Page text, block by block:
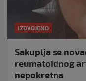
IZDVOJENO
Sakuplja se
reumatoidnog
nepokretna